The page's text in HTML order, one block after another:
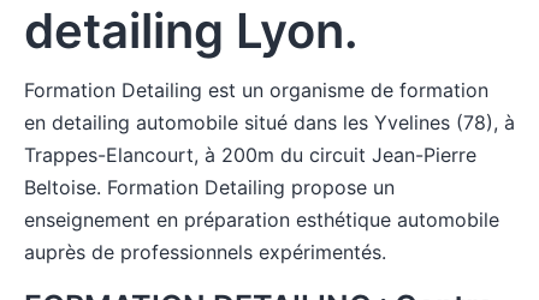
detailing Lyon.
Formation Detailing est un organisme de formation
en detailing automobile situé dans les Yvelines (78), à
Trappes-Elancourt, à 200m du circuit Jean-Pierre
Beltoise. Formation Detailing propose un
enseignement en préparation esthétique automobile
auprès de professionnels expérimentés.